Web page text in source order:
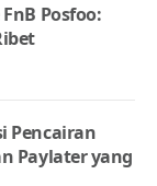
Posfoo:
Pencairan
Paylater yang